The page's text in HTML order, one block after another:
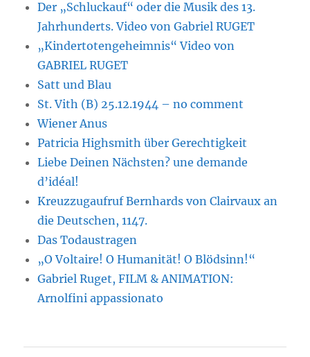
Der „Schluckauf“ oder die Musik des 13.
Jahrhunderts. Video von Gabriel RUGET
„Kindertotengeheimnis“ Video von
GABRIEL RUGET
Satt und Blau
St. Vith (B) 25.12.1944 – no comment
Wiener Anus
Patricia Highsmith über Gerechtigkeit
Liebe Deinen Nächsten? une demande
d’idéal!
Kreuzzugaufruf Bernhards von Clairvaux an
die Deutschen, 1147.
Das Todaustragen
„O Voltaire! O Humanität! O Blödsinn!“
Gabriel Ruget, FILM & ANIMATION:
Arnolfini appassionato